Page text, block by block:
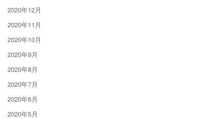
2020年12月
2020年11月
2020年10月
2020年9月
2020年8月
2020年7月
2020年6月
2020年5月